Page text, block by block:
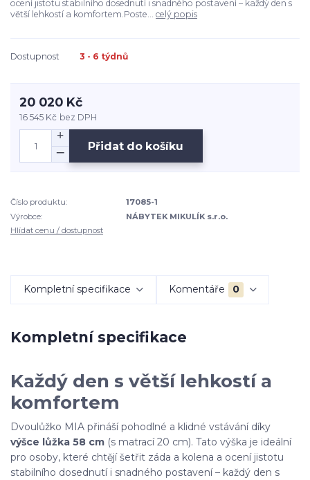
ocení jistotu stabilního dosednutí i snadného postavení – každý den s
větší lehkostí a komfortem.Poste... celý popis
Dostupnost 3 - 6 týdnů
20 020 Kč
16 545 Kč bez DPH
Přidat do košíku
Číslo produktu:
17085-1
Výrobce:
NÁBYTEK MIKULÍK s.r.o.
Hlídat cenu / dostupnost
Kompletní specifikace Komentáře 0
Kompletní specifikace
Každý den s větší lehkostí a
komfortem
Dvoulůžko MIA přináší pohodlné a klidné vstávání díky
výšce lůžka 58 cm (s matrací 20 cm). Tato výška je ideální
pro osoby, které chtějí šetřit záda a kolena a ocení jistotu
stabilního dosednutí i snadného postavení – každý den s